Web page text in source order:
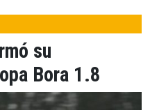
su
Bora 1.8